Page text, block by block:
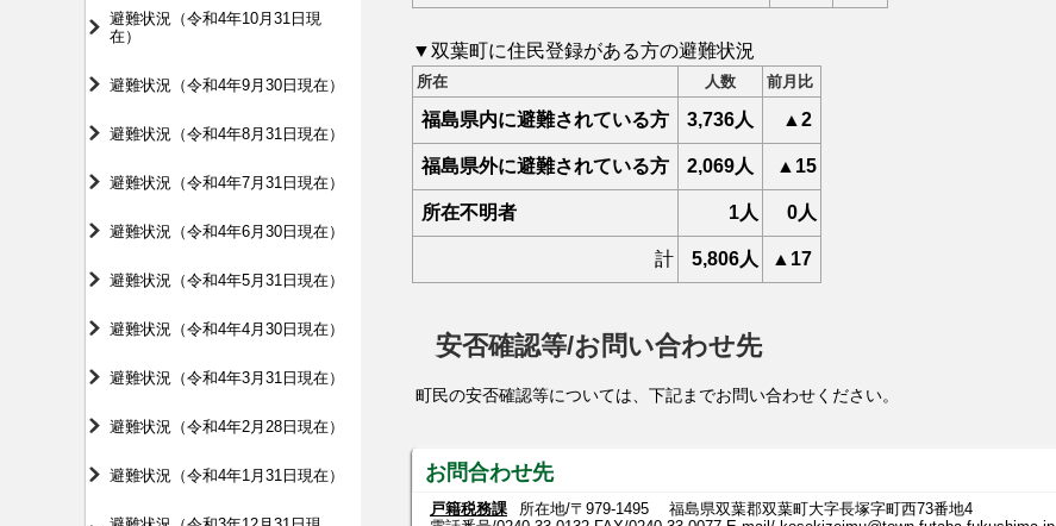
避難状況（令和4年10月31日現
在）
避難状況（令和4年9月30日現在）
避難状況（令和4年8月31日現在）
避難状況（令和4年7月31日現在）
避難状況（令和4年6月30日現在）
避難状況（令和4年5月31日現在）
避難状況（令和4年4月30日現在）
避難状況（令和4年3月31日現在）
避難状況（令和4年2月28日現在）
避難状況（令和4年1月31日現在）
▼双葉町に住民登録がある方の避難状況
所在 人数 前月比
福島県内に避難されている方 3,736人 ▲2
福島県外に避難されている方 2,069人 ▲15
所在不明者 1人 0人
計 5,806人 ▲17
安否確認等/お問い合わせ先
町民の安否確認等については、下記までお問い合わせください。
お問合わせ先
戸籍税務課
所在地/〒979-1495 福島県双葉郡双葉町大字長塚字町西73番地4